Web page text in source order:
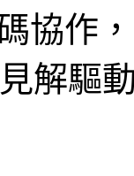
協作
解驅